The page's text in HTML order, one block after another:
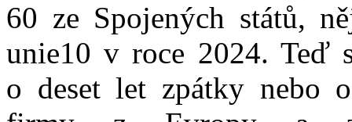
60 ze Spojených států,
unie10 v roce 2024. Teď
o deset let zpátky nebo